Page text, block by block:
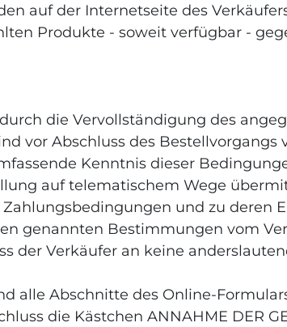
auf der Internetseite des
Produkte - soweit verfügbar -
die Vervollständigung des
vor Abschluss des
Kenntnis dieser
auf telematischem Wege
und zu deren
genannten Bestimmungen vom
der Verkäufer an keine
alle Abschnitte des Online-
die Kästchen ANNAHME DER